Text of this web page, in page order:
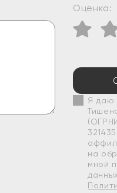
Оценка:
Я даю
на
мной